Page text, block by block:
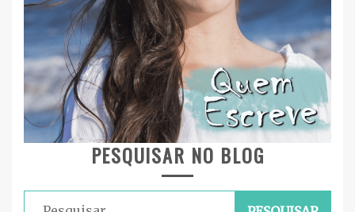
PESQUISAR NO BLOG
Pesquisar